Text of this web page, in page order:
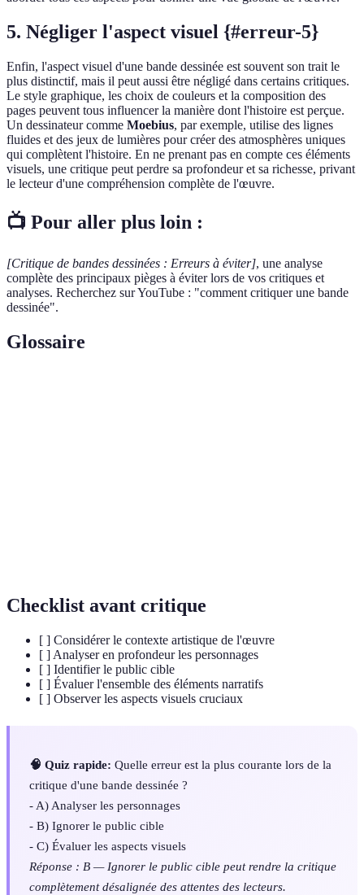
5. Négliger l'aspect visuel {#erreur-5}
Enfin, l'aspect visuel d'une bande dessinée est souvent son trait le
plus distinctif, mais il peut aussi être négligé dans certains critiques.
Le style graphique, les choix de couleurs et la composition des
pages peuvent tous influencer la manière dont l'histoire est perçue.
Un dessinateur comme Moebius, par exemple, utilise des lignes
fluides et des jeux de lumières pour créer des atmosphères uniques
qui complètent l'histoire. En ne prenant pas en compte ces éléments
visuels, une critique peut perdre sa profondeur et sa richesse, privant
le lecteur d'une compréhension complète de l'œuvre.
📺 Pour aller plus loin :
[Critique de bandes dessinées : Erreurs à éviter], une analyse
complète des principaux pièges à éviter lors de vos critiques et
analyses. Recherchez sur YouTube : "comment critiquer une bande
dessinée".
Glossaire
Checklist avant critique
[ ] Considérer le contexte artistique de l'œuvre
[ ] Analyser en profondeur les personnages
[ ] Identifier le public cible
[ ] Évaluer l'ensemble des éléments narratifs
[ ] Observer les aspects visuels cruciaux
🧠 Quiz rapide: Quelle erreur est la plus courante lors de la
critique d'une bande dessinée ?
- A) Analyser les personnages
- B) Ignorer le public cible
- C) Évaluer les aspects visuels
Réponse : B — Ignorer le public cible peut rendre la critique
complètement désalignée des attentes des lecteurs.